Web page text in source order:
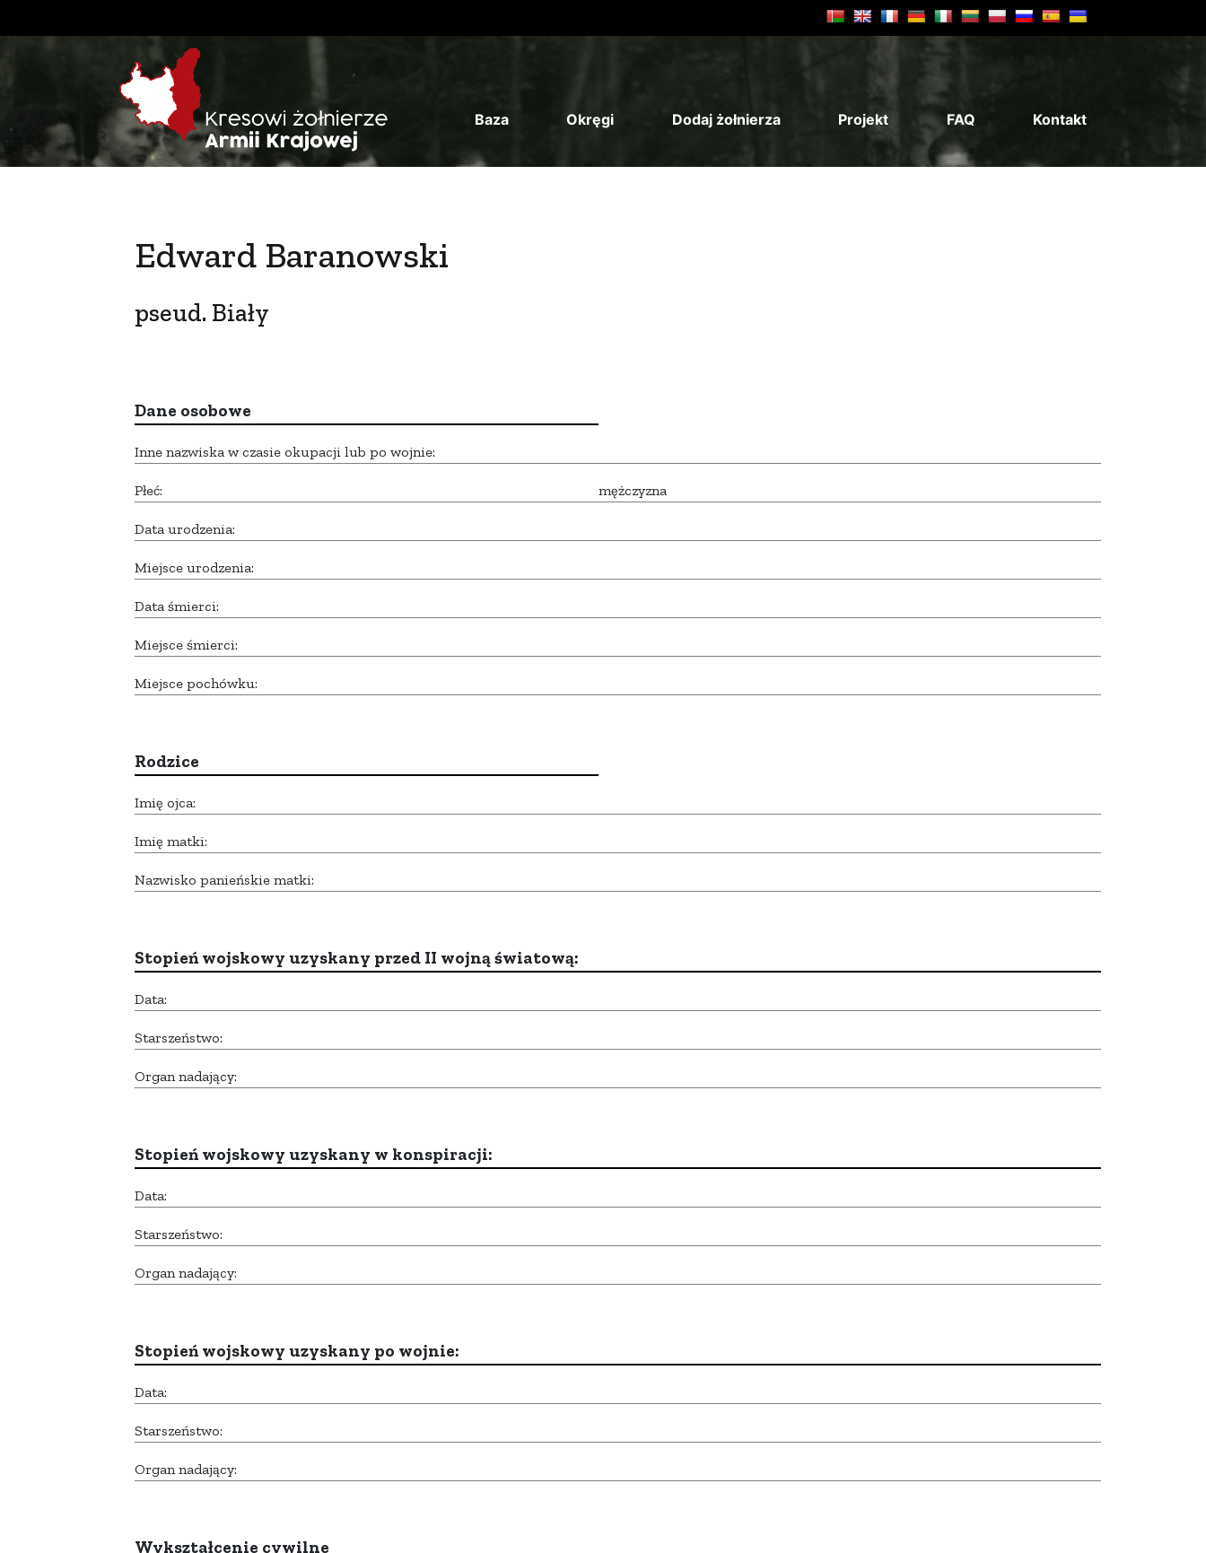
Baza Okręgi Dodaj żołnierza Projekt FAQ Kontakt
Edward Baranowski
pseud. Biały
Dane osobowe
Inne nazwiska w czasie okupacji lub po wojnie:
Płeć: mężczyzna
Data urodzenia:
Miejsce urodzenia:
Data śmierci:
Miejsce śmierci:
Miejsce pochówku:
Rodzice
Imię ojca:
Imię matki:
Nazwisko panieńskie matki:
Stopień wojskowy uzyskany przed II wojną światową:
Data:
Starszeństwo:
Organ nadający:
Stopień wojskowy uzyskany w konspiracji:
Data:
Starszeństwo:
Organ nadający:
Stopień wojskowy uzyskany po wojnie:
Data:
Starszeństwo:
Organ nadający:
Wykształcenie cywilne